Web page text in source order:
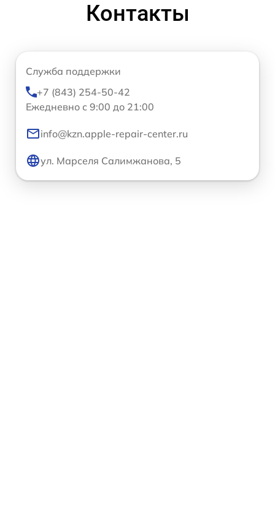
Контакты
Служба поддержки
+7 (843) 254-50-42
Ежедневно с 9:00 до 21:00
info@kzn.apple-repair-center.ru
ул. Марселя Салимжанова, 5